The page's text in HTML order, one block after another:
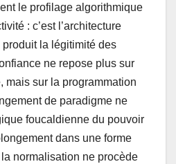
le profilage algorithmique
: c’est l’architecture
la légitimité des
ne repose plus sur
mais sur la programmation
de paradigme ne
foucaldienne du pouvoir
dans une forme
normalisation ne procède